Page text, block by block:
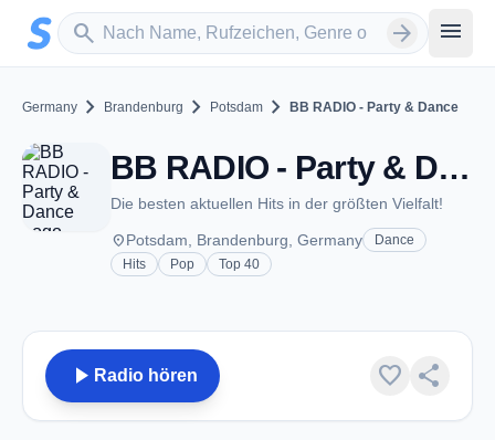
Zum Hauptinhalt springen
search
Sender suchen arrow_forward menu
Germany chevron_right Brandenburg chevron_right Potsdam chevron_right BB RADIO - Party & Dance
BB RADIO - Party & Dance - Potsdam
Die besten aktuellen Hits in der größten Vielfalt!
placePotsdam, Brandenburg, Germany
Dance
Hits
Pop Top 40
play_arrow Radio hören favorite share